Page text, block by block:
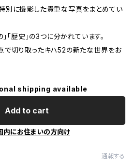
別に撮影した貴重な写真をまとめてい
」「歴史」の3つに分かれています。
で切り取ったキハ52の新たな世界をお
shipping available
Add to cart
内にお住まいの方向け
通報する